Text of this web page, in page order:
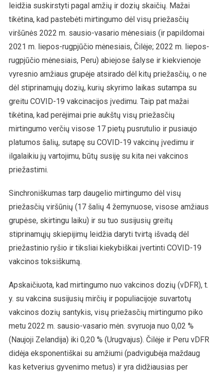
leidžia suskirstyti pagal amžių ir dozių skaičių. Mažai
tikėtina, kad pastebėti mirtingumo dėl visų priežasčių
viršūnės 2022 m. sausio-vasario mėnesiais (ir papildomai
2021 m. liepos-rugpjūčio mėnesiais, Čilėje; 2022 m. liepos-
rugpjūčio mėnesiais, Peru) abiejose šalyse ir kiekvienoje
vyresnio amžiaus grupėje atsirado dėl kitų priežasčių, o ne
dėl stiprinamųjų dozių, kurių skyrimo laikas sutampa su
greitu COVID-19 vakcinacijos įvedimu. Taip pat mažai
tikėtina, kad perėjimai prie aukštų visų priežasčių
mirtingumo verčių visose 17 pietų pusrutulio ir pusiaujo
platumos šalių, sutapę su COVID-19 vakcinų įvedimu ir
ilgalaikiu jų vartojimu, būtų susiję su kita nei vakcinos
priežastimi.
Sinchroniškumas tarp daugelio mirtingumo dėl visų
priežasčių viršūnių (17 šalių 4 žemynuose, visose amžiaus
grupėse, skirtingu laiku) ir su tuo susijusių greitų
stiprinamųjų skiepijimų leidžia daryti tvirtą išvadą dėl
priežastinio ryšio ir tiksliai kiekybiškai įvertinti COVID-19
vakcinos toksiškumą.
Apskaičiuota, kad mirtingumo nuo vakcinos dozių (vDFR), t.
y. su vakcina susijusių mirčių ir populiacijoje suvartotų
vakcinos dozių santykis, visų priežasčių mirtingumo piko
metu 2022 m. sausio-vasario mėn. svyruoja nuo 0,02 %
(Naujoji Zelandija) iki 0,20 % (Urugvajus). Čilėje ir Peru vDFR
didėja eksponentiškai su amžiumi (padvigubėja maždaug
kas ketverius gyvenimo metus) ir yra didžiausias per